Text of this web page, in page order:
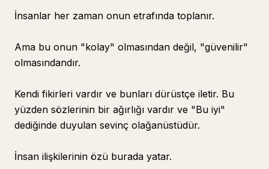
İnsanlar her zaman onun etrafında toplanır.
Ama bu onun "kolay" olmasından değil, "güvenilir"
olmasındandır.
Kendi fikirleri vardır ve bunları dürüstçe iletir. Bu
yüzden sözlerinin bir ağırlığı vardır ve "Bu iyi"
dediğinde duyulan sevinç olağanüstüdür.
İnsan ilişkilerinin özü burada yatar.